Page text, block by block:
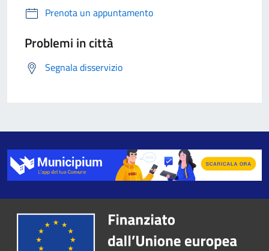
Prenota un appuntamento
Problemi in città
Segnala disservizio